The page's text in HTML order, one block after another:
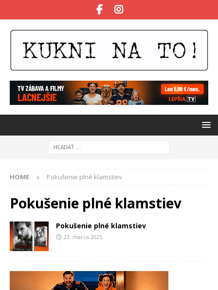
HOME Pokušenie plné klamstiev
Pokušenie plné klamstiev
Pokušenie plné klamstiev
23. marca 2025